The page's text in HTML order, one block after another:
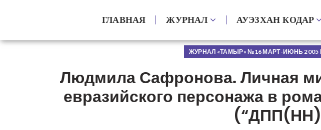
ГЛАВНАЯ ЖУРНАЛ АУЭЗХАН КОДАР
ЖУРНАЛ «ТАМЫР» №16 МАРТ-ИЮНЬ 2005
Людмила Сафронова. Личная
евразийского персонажа в